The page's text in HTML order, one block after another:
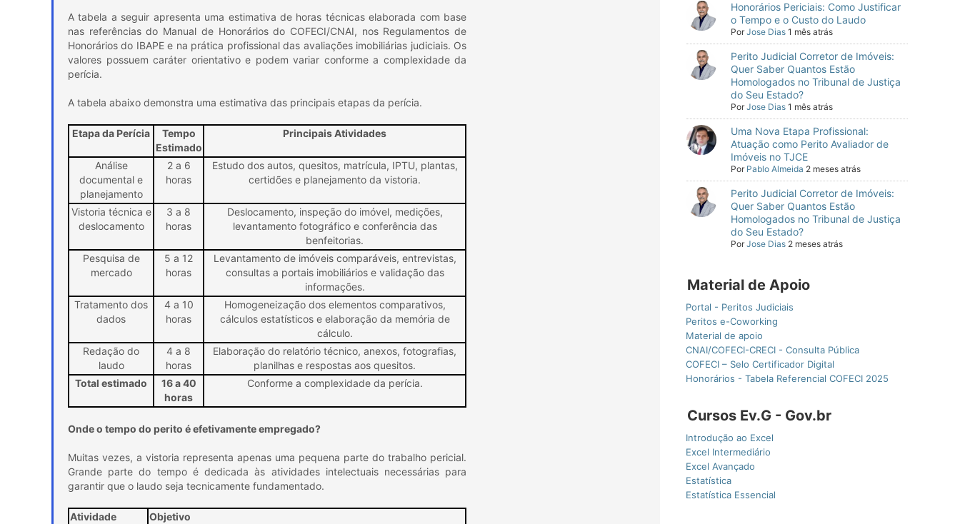
A tabela a seguir apresenta uma estimativa de horas técnicas elaborada com base
nas referências do Manual de Honorários do COFECI/CNAI, nos Regulamentos de
Honorários do IBAPE e na prática profissional das avaliações imobiliárias judiciais. Os
valores possuem caráter orientativo e podem variar conforme a complexidade da
perícia.
A tabela abaixo demonstra uma estimativa das principais etapas da perícia.
Etapa da Perícia
Tempo
Estimado
Principais Atividades
Análise
documental e
planejamento
2 a 6
horas
Estudo dos autos, quesitos, matrícula, IPTU, plantas,
certidões e planejamento da vistoria.
Vistoria técnica e
deslocamento
3 a 8
horas
Deslocamento, inspeção do imóvel, medições,
levantamento fotográfico e conferência das
benfeitorias.
Pesquisa de
mercado
5 a 12
horas
Levantamento de imóveis comparáveis, entrevistas,
consultas a portais imobiliários e validação das
informações.
Tratamento dos
dados
4 a 10
horas
Homogeneização dos elementos comparativos,
cálculos estatísticos e elaboração da memória de
cálculo.
Redação do
laudo
4 a 8
horas
Elaboração do relatório técnico, anexos, fotografias,
planilhas e respostas aos quesitos.
Total estimado
16 a 40
horas
Conforme a complexidade da perícia.
Onde o tempo do perito é efetivamente empregado?
Muitas vezes, a vistoria representa apenas uma pequena parte do trabalho pericial.
Grande parte do tempo é dedicada às atividades intelectuais necessárias para
garantir que o laudo seja tecnicamente fundamentado.
Atividade
Objetivo
Honorários Periciais: Como Justificar
o Tempo e o Custo do Laudo
PorJose Dias 1 mês atrás
Perito Judicial Corretor de Imóveis:
Quer Saber Quantos Estão
Homologados no Tribunal de Justiça
do Seu Estado?
PorJose Dias 1 mês atrás
Uma Nova Etapa Profissional:
Atuação como Perito Avaliador de
Imóveis no TJCE
Por Pablo Almeida 2 meses atrás
Perito Judicial Corretor de Imóveis:
Quer Saber Quantos Estão
Homologados no Tribunal de Justiça
do Seu Estado?
PorJose Dias 2 meses atrás
Material de Apoio
Portal - Peritos Judiciais
Peritos e-Coworking
Material de apoio
CNAI/COFECI-CRECI - Consulta Pública
COFECI – Selo Certificador Digital
Honorários - Tabela Referencial COFECI 2025
Cursos Ev.G - Gov.br
Introdução ao Excel
Excel Intermediário
Excel Avançado
Estatística
Estatística Essencial